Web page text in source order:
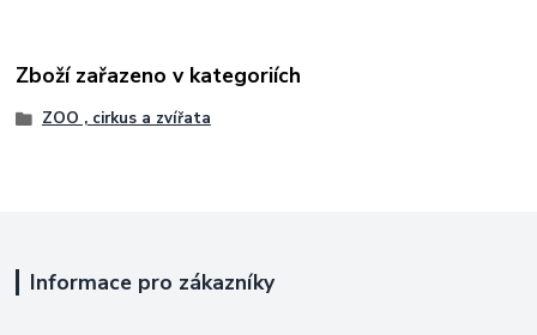
Zboží zařazeno v kategoriích
ZOO , cirkus a zvířata
Informace pro zákazníky